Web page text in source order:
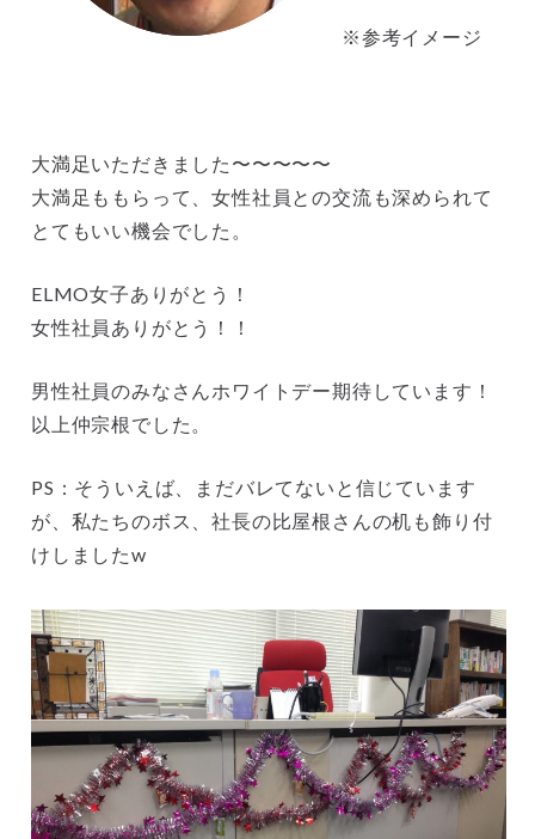
※参考イメージ
大満足いただきました〜〜〜〜〜
大満足ももらって、女性社員との交流も深められて
とてもいい機会でした。
ELMO女子ありがとう！
女性社員ありがとう！！
男性社員のみなさんホワイトデー期待しています！
以上仲宗根でした。
PS：そういえば、まだバレてないと信じています
が、私たちのボス、社長の比屋根さんの机も飾り付
けしましたw